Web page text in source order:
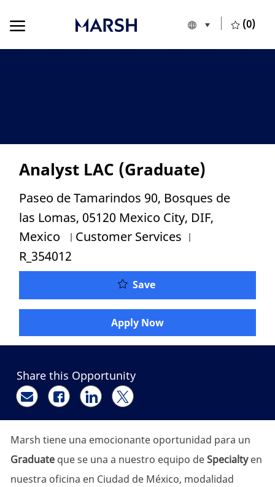
Language
English (0)
Analyst LAC (Graduate)
Location
Paseo de Tamarindos 90, Bosques de
las Lomas, 05120 Mexico City, DIF,
Mexico
Category
Customer Services
R_354012
SaveAnalyst LAC (Graduate)
Apply Now
Share this Opportunity
Share via email
Share via Facebook
Share via LinkedIn
Share via twitter
Marsh tiene una emocionante oportunidad para un
Graduate que se una a nuestro equipo deSpecialtyen
nuestra oficina en Ciudad de México, modalidad